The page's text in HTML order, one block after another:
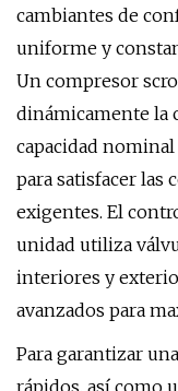
cambiantes de
uniforme y
Un compresor
dinámicamente la
capacidad
para satisfacer las
exigentes. El
unidad utiliza
interiores y
avanzados para
Para garantizar
rápidos, así como